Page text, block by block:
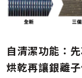
自清潔功能：
烘乾再讓銀離